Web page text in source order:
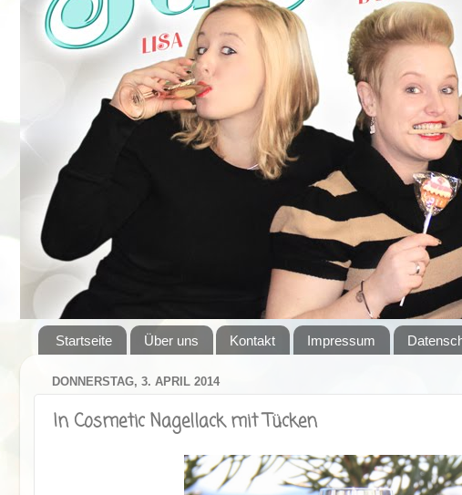
Startseite Über uns Kontakt Impressum
DONNERSTAG, 3. APRIL 2014
In Cosmetic Nagellack mit Tücken